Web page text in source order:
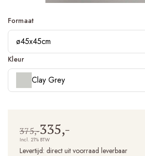
Formaat
ø45x45cm
Kleur
Clay Grey
375,-335,-
Incl. 21% BTW
Levertijd: direct uit voorraad leverbaar